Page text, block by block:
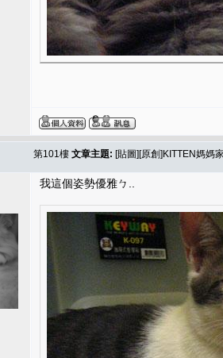
第101樓 文章主題: [貼圖][原創]KITTEN媽媽
我這個姿勢優雅ㄅ..